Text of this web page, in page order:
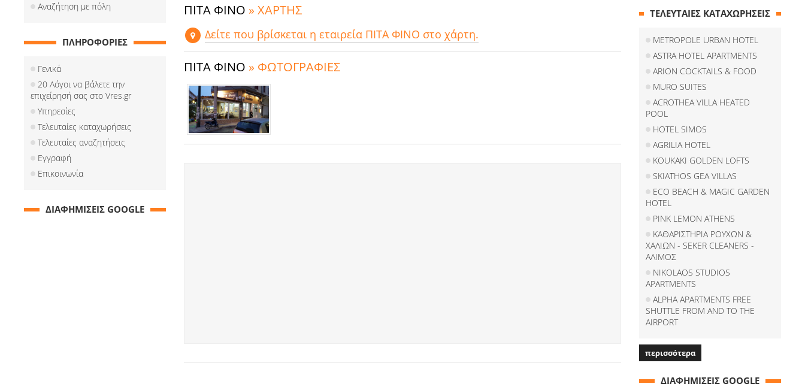
ΠΙΤΑ ΦΙΝΟ » ΧΑΡΤΗΣ
Δείτε που βρίσκεται η εταιρεία ΠΙΤΑ ΦΙΝΟ στο χάρτη.
ΠΙΤΑ ΦΙΝΟ » ΦΩΤΟΓΡΑΦΙΕΣ
Αναζήτηση με πόλη
ΠΛΗΡΟΦΟΡΙΕΣ
Γενικά
20 Λόγοι να βάλετε την
επιχείρησή σας στο Vres.gr
Υπηρεσίες
Τελευταίες καταχωρήσεις
Τελευταίες αναζητήσεις
Εγγραφή
Επικοινωνία
ΔΙΑΦΗΜΙΣΕΙΣ GOOGLE
ΤΕΛΕΥΤΑΙΕΣ ΚΑΤΑΧΩΡΗΣΕΙΣ
METROPOLE URBAN HOTEL
ASTRA HOTEL APARTMENTS
ARION COCKTAILS & FOOD
MURO SUITES
ACROTHEA VILLA HEATED
POOL
HOTEL SIMOS
AGRILIA HOTEL
KOUKAKI GOLDEN LOFTS
SKIATHOS GEA VILLAS
ECO BEACH & MAGIC GARDEN
HOTEL
PINK LEMON ATHENS
ΚΑΘΑΡΙΣΤΗΡΙΑ ΡΟΥΧΩΝ &
ΧΑΛΙΩΝ - SEKER CLEANERS -
ΑΛΙΜΟΣ
NIKOLAOS STUDIOS
APARTMENTS
ALPHA APARTMENTS FREE
SHUTTLE FROM AND TO THE
AIRPORT
περισσότερα
ΔΙΑΦΗΜΙΣΕΙΣ GOOGLE